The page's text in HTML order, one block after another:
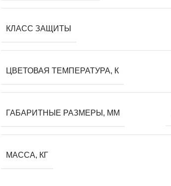
КЛАСС ЗАЩИТЫ
ЦВЕТОВАЯ ТЕМПЕРАТУРА, К
ГАБАРИТНЫЕ РАЗМЕРЫ, ММ
МАССА, КГ